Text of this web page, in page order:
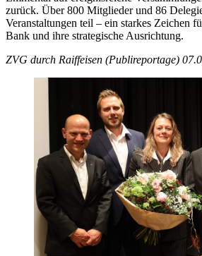
zurück. Über 800 Mitglieder und 86
Veranstaltungen teil – ein starkes Zeichen
Bank und ihre strategische Ausrichtung.
ZVG durch Raiffeisen (Publireportage)